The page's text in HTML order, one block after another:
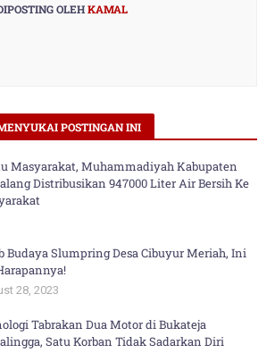
OLEHKAMAL
POSTINGAN INI
Masyarakat, Muhammadiyah Kabupaten
Distribusikan 947000 Liter Air Bersih Ke
Budaya Slumpring Desa Cibuyur Meriah, Ini
28, 2023
Tabrakan Dua Motor di Bukateja
Satu Korban Tidak Sadarkan Diri